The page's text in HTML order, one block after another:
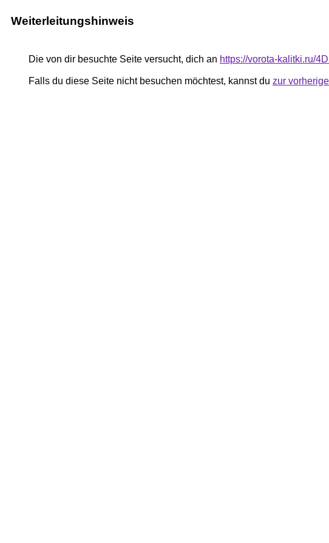
Weiterleitungshinweis
Die von dir besuchte Seite versucht, dich an https://vorota-kalitki.ru/
Falls du diese Seite nicht besuchen möchtest, kannst du zur